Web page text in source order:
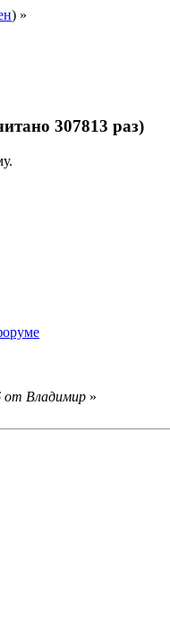
) »
307813 раз)
от Влaдимир »